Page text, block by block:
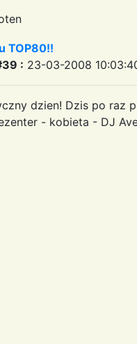
TOP80!!
: 23-03-2008
dzien! Dzis po raz
- kobieta - DJ